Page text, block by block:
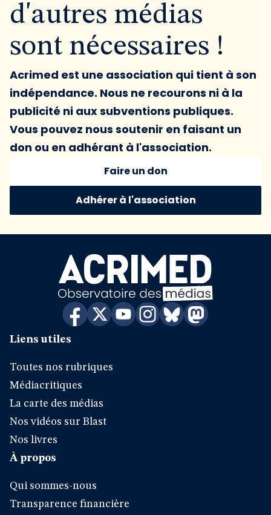
d'autres médias
sont nécessaires !
Acrimed est une association qui tient à son
indépendance. Nous ne recourons ni à la
publicité ni aux subventions publiques.
Vous pouvez nous soutenir en faisant un
don ou en adhérant à l'association.
Faire un don
Adhérer à l'association
Liens utiles
Toutes nos rubriques
Médiacritiques
La carte des médias
Nos vidéos sur Blast
Nos livres
À propos
Qui sommes-nous
Transparence financière